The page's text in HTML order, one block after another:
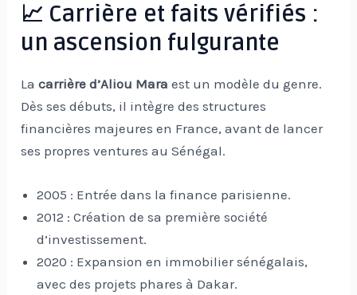
📈 Carrière et faits vérifiés :
un ascension fulgurante
Lacarrière d’Aliou Mara est un modèle du genre.
Dès ses débuts, il intègre des structures
financières majeures en France, avant de lancer
ses propres ventures au Sénégal.
2005 : Entrée dans la finance parisienne.
2012 : Création de sa première société
d’investissement.
2020 : Expansion en immobilier sénégalais,
avec des projets phares à Dakar.